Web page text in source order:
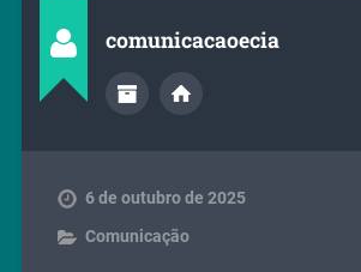
comunicacaoecia
6 de outubro de 2025
Comunicação